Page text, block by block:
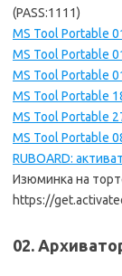
(PASS:1111)
MS Tool Portable
MS Tool Portable
MS Tool Portable
MS Tool Portable
MS Tool Portable
MS Tool Portable
RUBOARD:
Изюминка на
https://
02.